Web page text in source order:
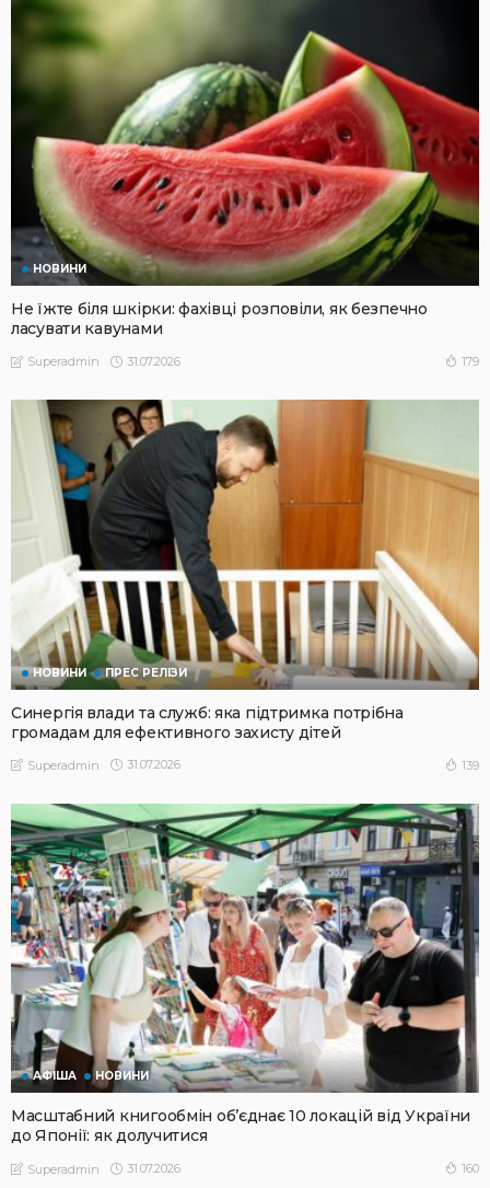
НОВИНИ
Не їжте біля шкірки: фахівці розповіли, як безпечно
ласувати кавунами
Superadmin 31.07.2026 179
НОВИНИ ПРЕС РЕЛІЗИ
Синергія влади та служб: яка підтримка потрібна
громадам для ефективного захисту дітей
Superadmin 31.07.2026 139
АФІША НОВИНИ
Масштабний книгообмін об’єднає 10 локацій від України
до Японії: як долучитися
Superadmin 31.07.2026 160